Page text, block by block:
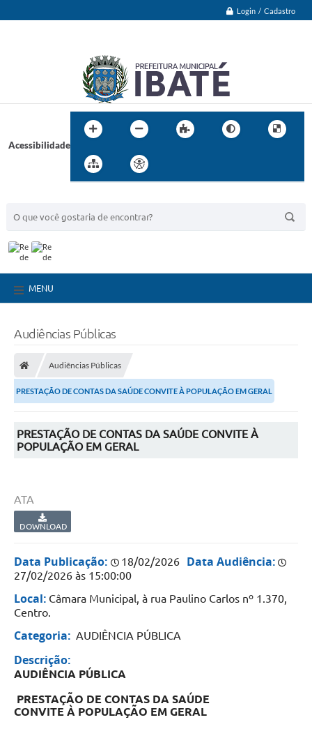
Login / Cadastro
Acessibilidade
MENU
Audiências Públicas
Audiências Públicas
PRESTAÇÃO DE CONTAS DA SAÚDE CONVITE À POPULAÇÃO EM GERAL
PRESTAÇÃO DE CONTAS DA SAÚDE CONVITE À
POPULAÇÃO EM GERAL
ATA
DOWNLOAD
Data Publicação: 18/02/2026 Data Audiência:
27/02/2026 às 15:00:00
Local: Câmara Municipal, à rua Paulino Carlos nº 1.370,
Centro.
Categoria: AUDIÊNCIA PÚBLICA
Descrição:
AUDIÊNCIA PÚBLICA
PRESTAÇÃO DE CONTAS DA SAÚDE
CONVITE À POPULAÇÃO EM GERAL